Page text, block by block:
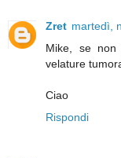
Zret martedì,
Mike, se
velature
Ciao
Rispondi